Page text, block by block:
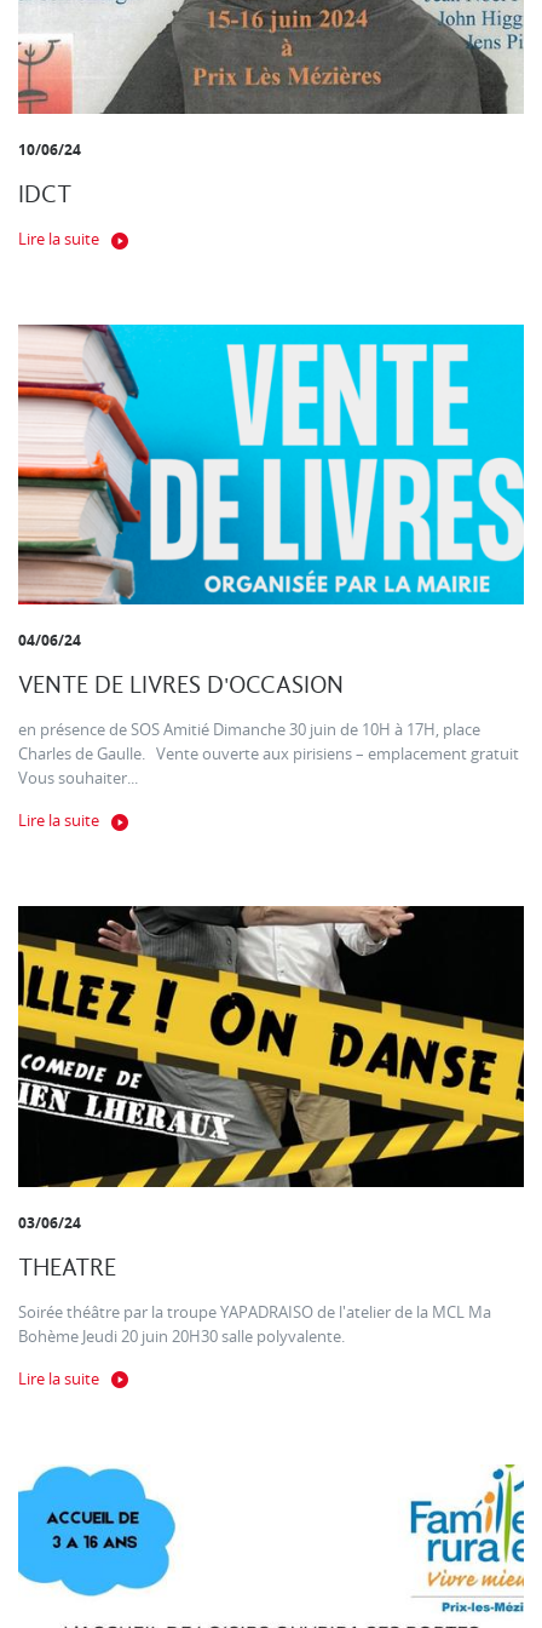
10/06/24
IDCT
Lire la suite
04/06/24
VENTE DE LIVRES D'OCCASION
en présence de SOS Amitié Dimanche 30 juin de 10H à 17H, place
Charles de Gaulle. Vente ouverte aux pirisiens – emplacement gratuit
Vous souhaiter...
Lire la suite
03/06/24
THEATRE
Soirée théâtre par la troupe YAPADRAISO de l'atelier de la MCL Ma
Bohème Jeudi 20 juin 20H30 salle polyvalente.
Lire la suite